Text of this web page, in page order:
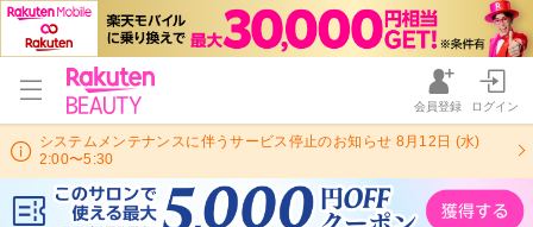
会員登録 ログイン
システムメンテナンスに伴うサービス停止のお知らせ 8月12日 (水)
2:00〜5:30